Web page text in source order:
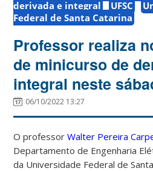
derivada e integral UFSC
Federal de Santa Catarina
Professor realiza
de minicurso de
integral neste
06/10/2022 13:27
O professorWalter Pereira
Departamento de Engenharia
da Universidade Federal de